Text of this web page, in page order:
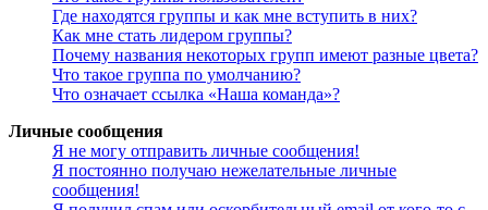
Где находятся группы и как мне вступить в них?
Как мне стать лидером группы?
Почему названия некоторых групп имеют разные цвета?
Что такое группа по умолчанию?
Что означает ссылка «Наша команда»?
Личные сообщения
Я не могу отправить личные сообщения!
Я постоянно получаю нежелательные личные
сообщения!